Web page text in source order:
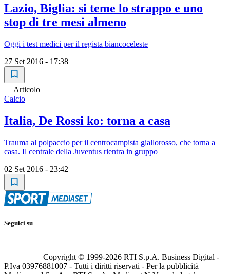
Lazio, Biglia: si teme lo strappo e uno
stop di tre mesi almeno
Oggi i test medici per il regista biancoceleste
27 Set 2016 - 17:38
Articolo
Calcio
Italia, De Rossi ko: torna a casa
Trauma al polpaccio per il centrocampista giallorosso, che torna a
casa. Il centrale della Juventus rientra in gruppo
02 Set 2016 - 23:42
Seguici su
Copyright © 1999-2026 RTI S.p.A. Business Digital -
P.Iva 03976881007 - Tutti i diritti riservati - Per la pubblicità